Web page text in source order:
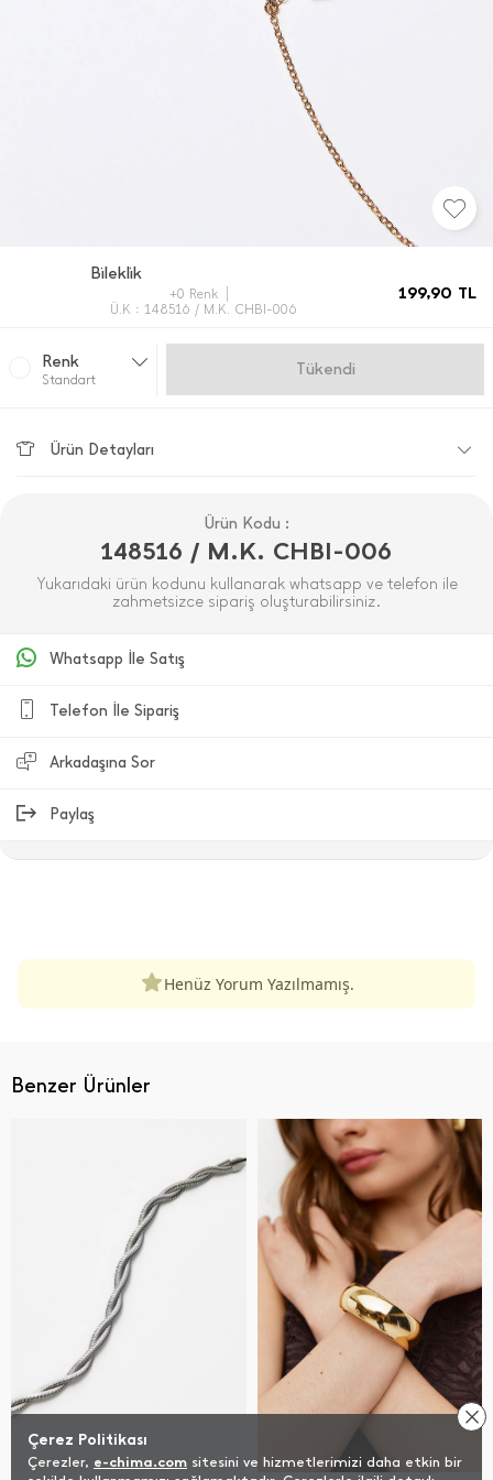
Bi̇lekli̇k
+0 Renk
Ü.K : 148516 / M.K. CHBI-006
199,90 TL
Renk
Standart
Gelince Haber Ver
Ürün Detayları
Ürün Kodu :
148516 / M.K. CHBI-006
Yukarıdaki ürün kodunu kullanarak whatsapp ve telefon ile
zahmetsizce sipariş oluşturabilirsiniz.
Whatsapp İle Satış
Telefon İle Sipariş
Arkadaşına Sor
Paylaş
Henüz Yorum Yazılmamış.
Benzer Ürünler
Çerez Politikası
Çerezler, e-chima.com sitesini ve hizmetlerimizi daha etkin bir